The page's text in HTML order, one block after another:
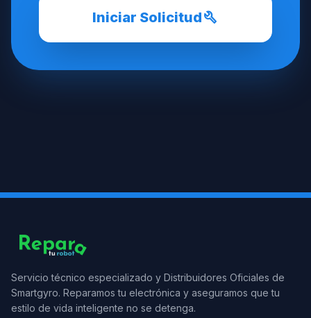
Iniciar Solicitudbuild
Servicio técnico especializado y Distribuidores Oficiales de
Smartgyro. Reparamos tu electrónica y aseguramos que tu
estilo de vida inteligente no se detenga.